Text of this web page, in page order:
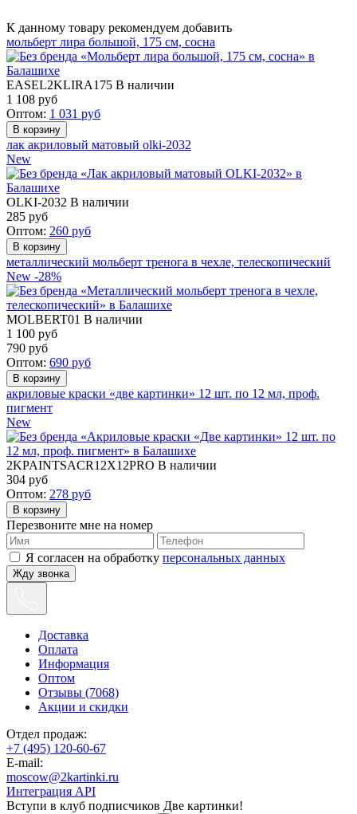
К данному товару рекомендуем добавить
мольберт лира большой, 175 см, сосна
EASEL2KLIRA175 В наличии
1 108 руб
Оптом: 1 031 руб
лак акриловый матовый olki-2032
New
OLKI-2032 В наличии
285 руб
Оптом: 260 руб
металлический мольберт тренога в чехле, телескопический
New -28%
MOLBERT01 В наличии
1 100 руб
790 руб
Оптом: 690 руб
акриловые краски «две картинки» 12 шт. по 12 мл, проф.
пигмент
New
2KPAINTSACR12X12PRO В наличии
304 руб
Оптом: 278 руб
Перезвоните мне на номер
Я согласен на обработку персональных данных
Жду звонка
Доставка
Оплата
Информация
Оптом
Отзывы (7068)
Акции и скидки
Отдел продаж:
+7 (495) 120-60-67
E-mail:
moscow@2kartinki.ru
Интеграция API
Вступи в клуб подписчиков Две картинки!